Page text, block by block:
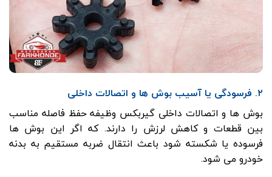
۲. فرسودگی یا آسیب بوش ها و اتصالات داخلی
بوش ها و اتصالات داخلی گیربکس وظیفه حفظ فاصله مناسب
بین قطعات و کاهش لرزش را دارند. که اگر این بوش ها
فرسوده یا شکسته شود باعث انتقال ضربه مستقیم به بدنه
خودرو می شود.